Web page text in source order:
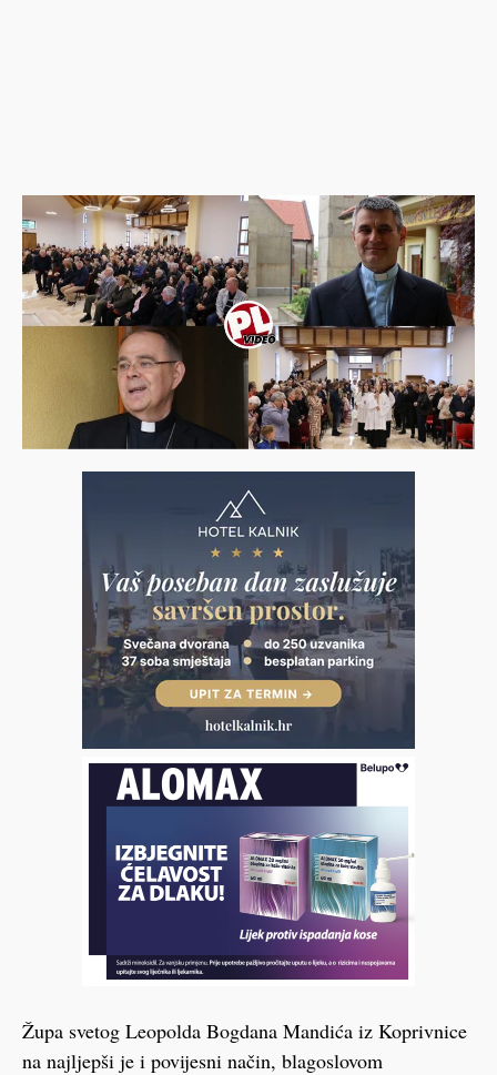
Župa svetog Leopolda Bogdana Mandića iz Koprivnice
na najljepši je i povijesni način, blagoslovom